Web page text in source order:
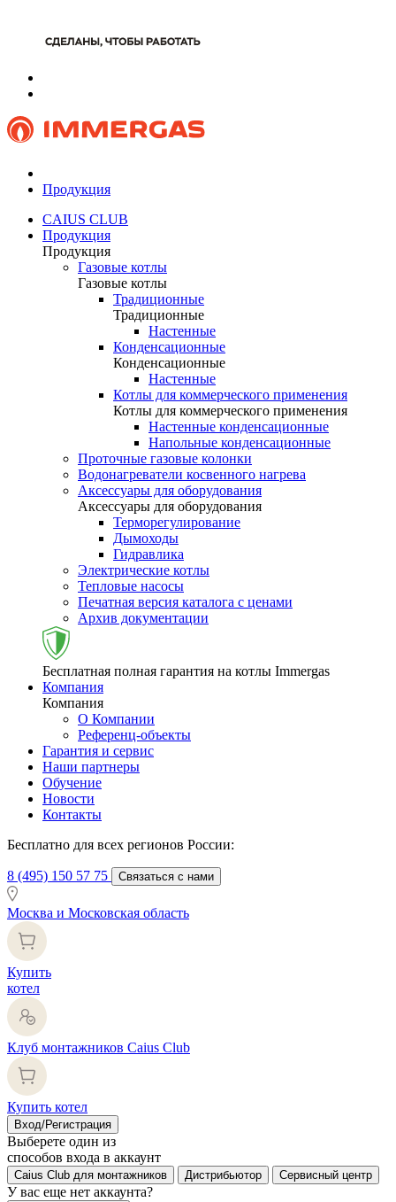
Продукция
CAIUS CLUB
Продукция
Продукция
Газовые котлы
Газовые котлы
Традиционные
Традиционные
Настенные
Конденсационные
Конденсационные
Настенные
Котлы для коммерческого применения
Котлы для коммерческого применения
Настенные конденсационные
Напольные конденсационные
Проточные газовые колонки
Водонагреватели косвенного нагрева
Аксессуары для оборудования
Аксессуары для оборудования
Терморегулирование
Дымоходы
Гидравлика
Электрические котлы
Тепловые насосы
Печатная версия каталога с ценами
Архив документации
Бесплатная полная гарантия на котлы Immergas
Компания
Компания
О Компании
Референц-объекты
Гарантия и сервис
Наши партнеры
Обучение
Новости
Контакты
Бесплатно для всех регионов России:
8 (495) 150 57 75 Связаться с нами
Москва и Московская область
Купить
котел
Клуб монтажников Caius Club
Купить котел
Вход/Регистрация
Выберете один из
способов входа в аккаунт
Caius Club для монтажников Дистрибьютор Сервисный центр
У вас еще нет аккаунта?